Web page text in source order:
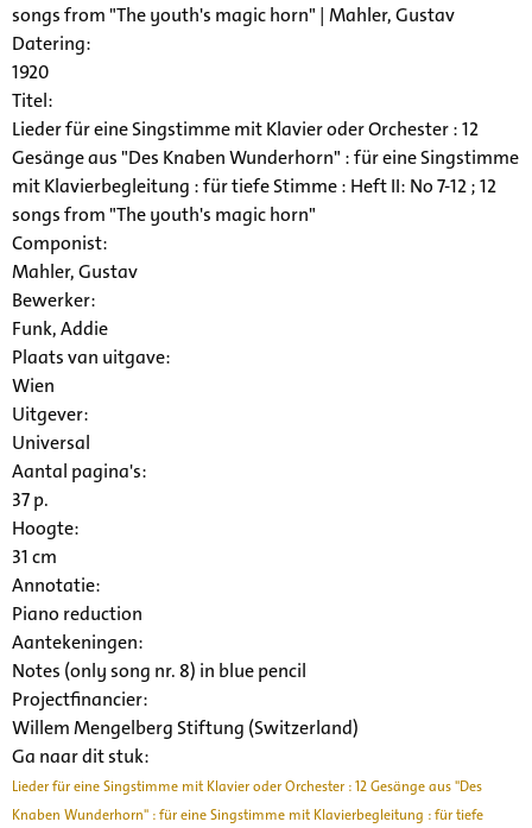
songs from "The youth's magic horn" | Mahler, Gustav
Datering:
1920
Titel:
Lieder für eine Singstimme mit Klavier oder Orchester : 12
Gesänge aus "Des Knaben Wunderhorn" : für eine Singstimme
mit Klavierbegleitung : für tiefe Stimme : Heft II: No 7-12 ; 12
songs from "The youth's magic horn"
Componist:
Mahler, Gustav
Bewerker:
Funk, Addie
Plaats van uitgave:
Wien
Uitgever:
Universal
Aantal pagina's:
37 p.
Hoogte:
31 cm
Annotatie:
Piano reduction
Aantekeningen:
Notes (only song nr. 8) in blue pencil
Projectfinancier:
Willem Mengelberg Stiftung (Switzerland)
Ga naar dit stuk:
Lieder für eine Singstimme mit Klavier oder Orchester : 12 Gesänge aus "Des
Knaben Wunderhorn" : für eine Singstimme mit Klavierbegleitung : für tiefe